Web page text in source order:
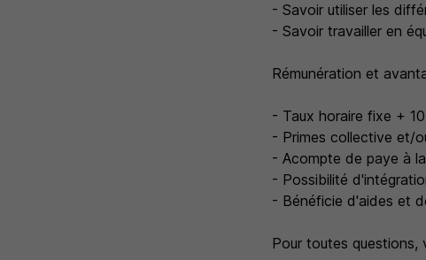
- Savoir utiliser les
- Savoir travailler en
Rémunération et
- Taux horaire fixe +
- Primes collective et/
- Acompte de paye à
- Possibilité
- Bénéficie d'aides et
Pour toutes